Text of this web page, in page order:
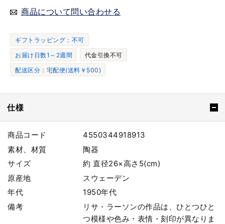
商品について問い合わせる
ギフトラッピング：不可
お届け日数1～2週間
代金引換不可
配送区分：宅配便(送料￥500)
仕様
商品コード
4550344918913
素材、材質
陶器
サイズ
約 直径26×高さ5(cm)
原産地
スウェーデン
年代
1950年代
備考
リサ・ラーソンの作品は、ひとつひと
つ模様や色み・表情・刻印が異なりま